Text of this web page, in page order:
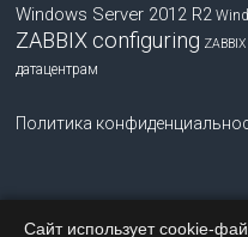
Windows Server 2012 R2
ZABBIX configuring
датацентрам
Политика
Сайт использует cookie-